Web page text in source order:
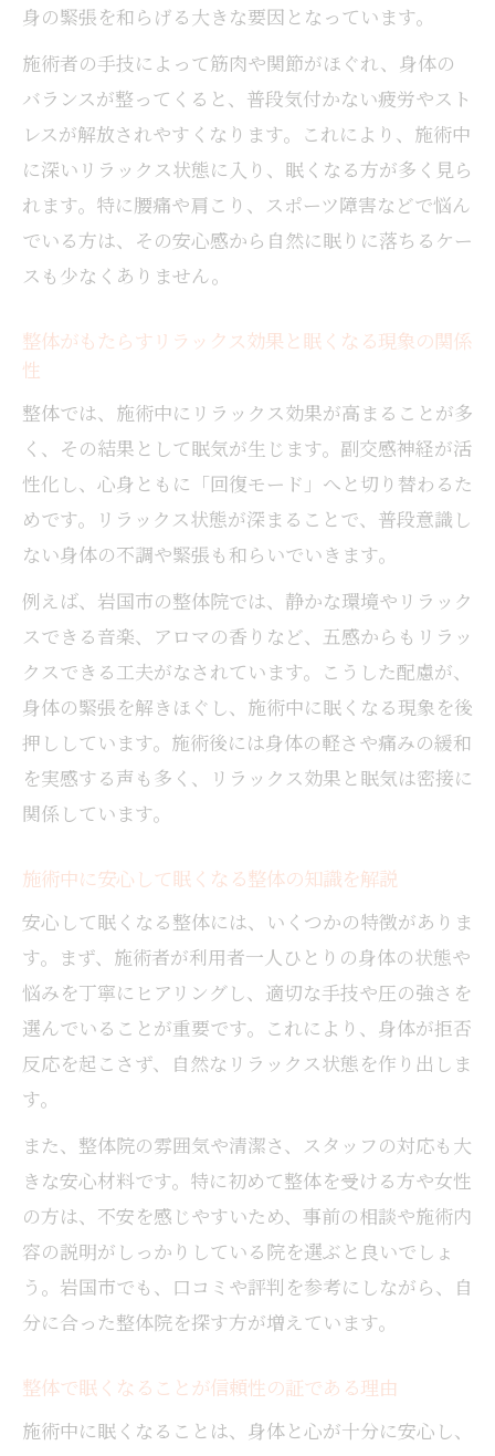
介
整体の眠気とリラックスの深い関係性を考
山口県岩国市で整体の効果を実感する方法
岩国市で整体の効果と眠気を実感するため
のポイント
整体施術で効果を感じるための知識と選び
方
法
談
整体で眠くなる現象を活かす効果的な通い
方
リラックスしやすい整体の選び方を解説
整体でリラックスし眠くなる施術院の特徴
安心感を重視した整体院選びの知識とコツ
整体で眠気を感じやすい院の選び方を徹底
解説
整体施術でリラックスできる店舗の見極め
整体の知識で安心して選ぶための比較ポイ
安心して受けられる整体が心身に与える影響
整体の安心感がもたらす心身のリラックス
効果
整体施術で眠くなる現象が健康に与える良
安心できる整体で心と身体が整う理由
整体の眠気体験がもたらす心身の変化を解
説
整体を受けて眠くなる理由と身体の変化
整体施術で眠くなる理由と身体の変化の関
係性
整体で感じる眠気が身体に起こす具体的変
ム
身の緊張を和らげる大きな要因となっています。
施術者の手技によって筋肉や関節がほぐれ、身体の
バランスが整ってくると、普段気付かない疲労やスト
レスが解放されやすくなります。これにより、施術中
に深いリラックス状態に入り、眠くなる方が多く見ら
れます。特に腰痛や肩こり、スポーツ障害などで悩ん
でいる方は、その安心感から自然に眠りに落ちるケー
スも少なくありません。
整体がもたらすリラックス効果と眠くなる現象の関係
性
整体では、施術中にリラックス効果が高まることが多
く、その結果として眠気が生じます。副交感神経が活
性化し、心身ともに「回復モード」へと切り替わるた
めです。リラックス状態が深まることで、普段意識し
ない身体の不調や緊張も和らいでいきます。
例えば、岩国市の整体院では、静かな環境やリラック
スできる音楽、アロマの香りなど、五感からもリラッ
クスできる工夫がなされています。こうした配慮が、
身体の緊張を解きほぐし、施術中に眠くなる現象を後
押ししています。施術後には身体の軽さや痛みの緩和
を実感する声も多く、リラックス効果と眠気は密接に
関係しています。
施術中に安心して眠くなる整体の知識を解説
安心して眠くなる整体には、いくつかの特徴がありま
す。まず、施術者が利用者一人ひとりの身体の状態や
悩みを丁寧にヒアリングし、適切な手技や圧の強さを
選んでいることが重要です。これにより、身体が拒否
反応を起こさず、自然なリラックス状態を作り出しま
す。
また、整体院の雰囲気や清潔さ、スタッフの対応も大
きな安心材料です。特に初めて整体を受ける方や女性
の方は、不安を感じやすいため、事前の相談や施術内
容の説明がしっかりしている院を選ぶと良いでしょ
う。岩国市でも、口コミや評判を参考にしながら、自
分に合った整体院を探す方が増えています。
整体で眠くなることが信頼性の証である理由
施術中に眠くなることは、身体と心が十分に安心し、